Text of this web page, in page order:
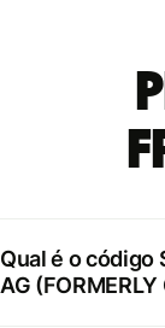
Qual é o código
AG (FORMERLY